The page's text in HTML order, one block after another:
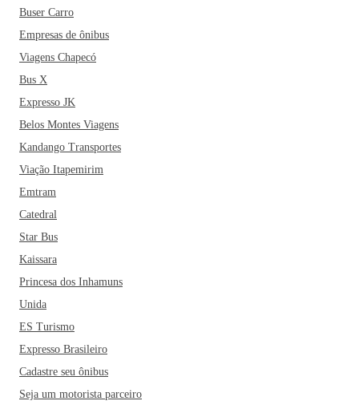
Buser Carro
Empresas de ônibus
Viagens Chapecó
Bus X
Expresso JK
Belos Montes Viagens
Kandango Transportes
Viação Itapemirim
Emtram
Catedral
Star Bus
Kaissara
Princesa dos Inhamuns
Unida
ES Turismo
Expresso Brasileiro
Cadastre seu ônibus
Seja um motorista parceiro